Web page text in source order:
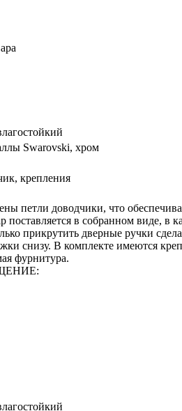
Swarovski, хром
крепления
петли доводчики, что
поставляется в собранном виде, в
прикрутить дверные ручки
снизу. В комплекте имеются
фурнитура.